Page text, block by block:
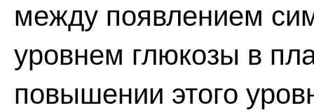
между появлением
уровнем глюкозы в
повышении этого